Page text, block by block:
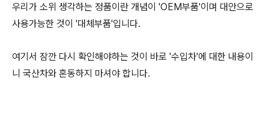
우리가 소위 생각하는 정품이란 개념이 'OEM부품'이며 대안으로
사용가능한 것이 '대체부품'입니다.
여기서 잠깐 다시 확인해야하는 것이 바로 '수입차'에 대한 내용이
니 국산차와 혼동하지 마셔야 합니다.